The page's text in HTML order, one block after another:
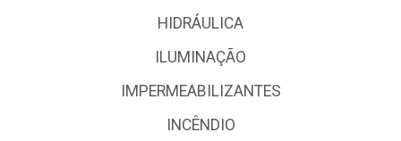
HIDRÁULICA
ILUMINAÇÃO
IMPERMEABILIZANTES
INCÊNDIO